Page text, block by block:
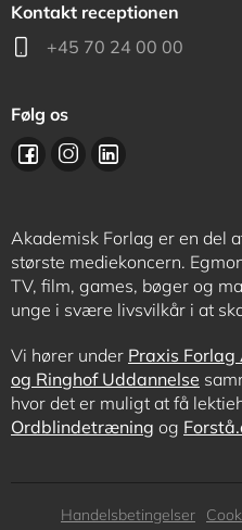
Kontakt receptionen
+45 70 24 00 00
Følg os
Akademisk Forlag er en del
største mediekoncern.
TV, film, games, bøger og
unge i svære livsvilkår i at
Vi hører under Praxis Forlag
og Ringhof Uddannelse
hvor det er muligt at få
Ordblindetræning og
Subfooter
Handelsbetingelser